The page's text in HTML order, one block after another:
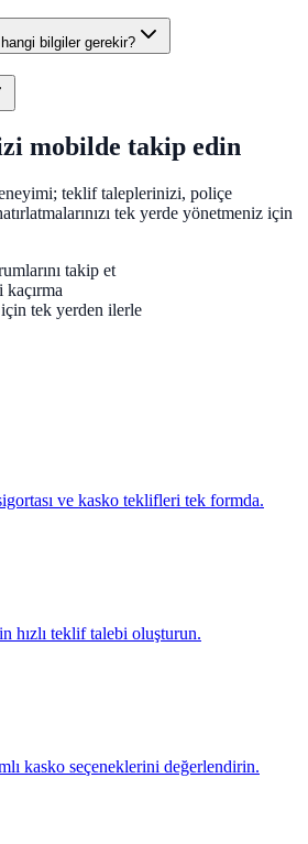
bilgiler gerekir?
mobilde takip edin
teklif taleplerinizi, poliçe
tek yerde yönetmeniz için
takip et
tek yerden ilerle
ve kasko teklifleri tek formda.
hızlı teklif talebi oluşturun.
kasko seçeneklerini değerlendirin.